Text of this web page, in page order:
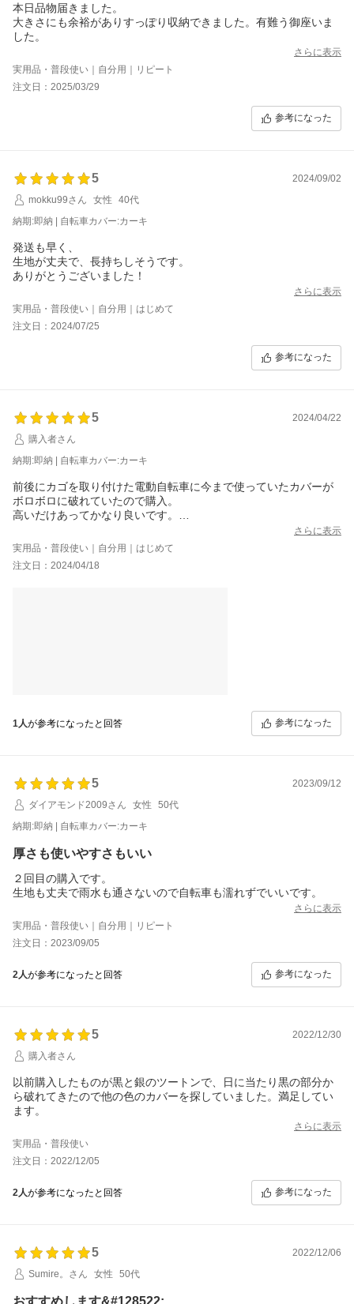
本日品物届きました。
大きさにも余裕がありすっぽり収納できました。有難う御座いま
した。
さらに表示
実用品・普段使い｜自分用｜リピート
注文日：2025/03/29
参考になった
5
2024/09/02
mokku99さん
女性
40代
納期:即納 | 自転車カバー:カーキ
発送も早く、
生地が丈夫で、長持ちしそうです。
ありがとうございました！
さらに表示
実用品・普段使い｜自分用｜はじめて
注文日：2024/07/25
参考になった
5
2024/04/22
購入者さん
納期:即納 | 自転車カバー:カーキ
前後にカゴを取り付けた電動自転車に今まで使っていたカバーが
ボロボロに破れていたので購入。
高いだけあってかなり良いです。
サイズがゆったりしてるので取り付けやすく、自転車本体のどこ
かに引っかかることがないので、取り外しがめんどくさくないで
生地が丈夫で簡単に敗れなさそう。
さらに表示
実用品・普段使い｜自分用｜はじめて
注文日：2024/04/18
1人が参考になったと回答 参考になった
5
2023/09/12
ダイアモンド2009さん
女性
50代
納期:即納 | 自転車カバー:カーキ
厚さも使いやすさもいい
２回目の購入です。
生地も丈夫で雨水も通さないので自転車も濡れずでいいです。
さらに表示
実用品・普段使い｜自分用｜リピート
注文日：2023/09/05
2人が参考になったと回答 参考になった
5
2022/12/30
購入者さん
以前購入したものが黒と銀のツートンで、日に当たり黒の部分か
ら破れてきたので他の色のカバーを探していました。満足してい
ます。
さらに表示
実用品・普段使い
注文日：2022/12/05
2人が参考になったと回答 参考になった
5
2022/12/06
Sumire。さん
女性 50代
おすすめします&#128522;